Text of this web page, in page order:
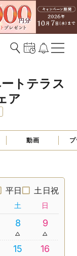
トテラス
ア
動画
平日 土日祝
土 日
8 9
15 16